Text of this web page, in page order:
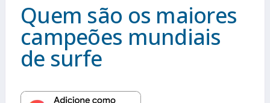
Quem são os maiores
campeões mundiais
de surfe